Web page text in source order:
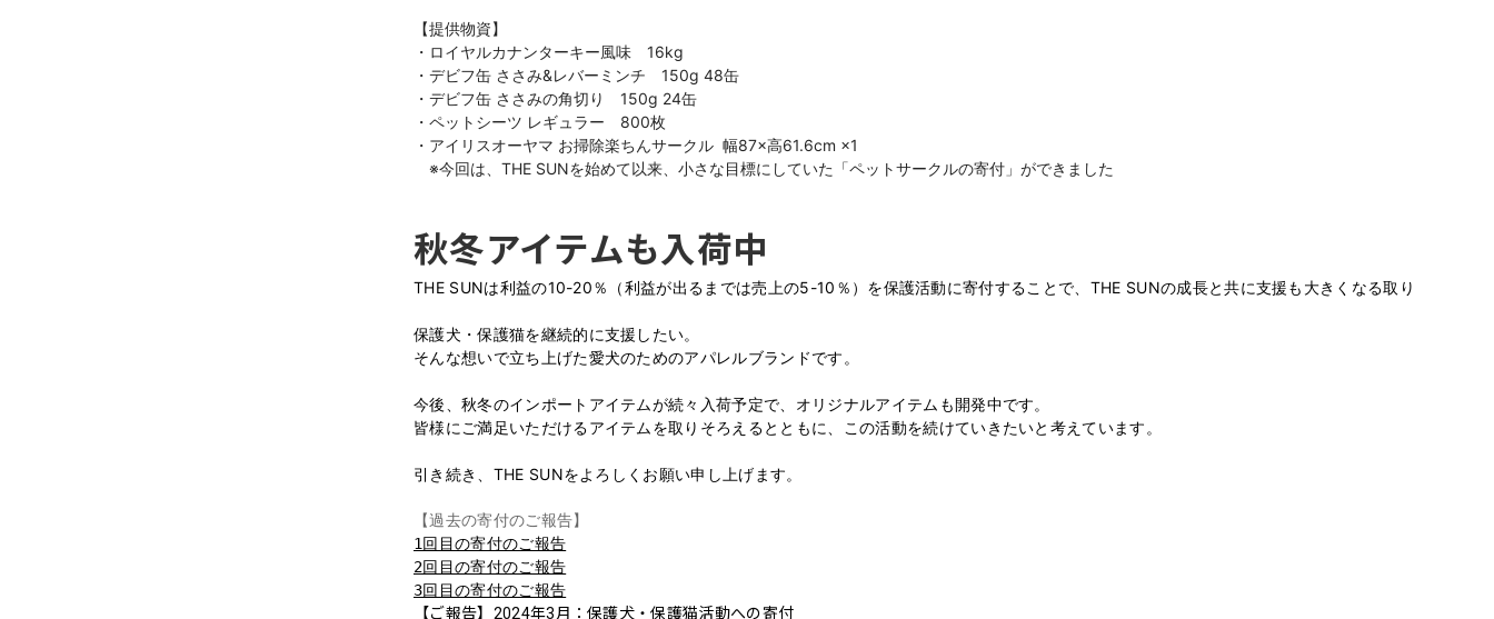
【提供物資】
・ロイヤルカナンターキー風味　16kg
・デビフ缶 ささみ&レバーミンチ　150g 48缶
・デビフ缶 ささみの角切り　150g 24缶
・ペットシーツ レギュラー　800枚
・アイリスオーヤマ お掃除楽ちんサークル  幅87×高61.6cm ×1
※今回は、THE SUNを始めて以来、小さな目標にしていた「ペットサークルの寄付」ができました
秋冬アイテムも入荷中
THE SUNは利益の10-20％（利益が出るまでは売上の5-10％）を保護活動に寄付することで、THE SUNの成長と共に支援も大きくなる取り組みです。
保護犬・保護猫を継続的に支援したい。
そんな想いで立ち上げた愛犬のためのアパレルブランドです。
今後、秋冬のインポートアイテムが続々入荷予定で、オリジナルアイテムも開発中です。
皆様にご満足いただけるアイテムを取りそろえるとともに、この活動を続けていきたいと考えています。
引き続き、THE SUNをよろしくお願い申し上げます。
【過去の寄付のご報告】
1回目の寄付のご報告
2回目の寄付のご報告
3回目の寄付のご報告
【ご報告】2024年3月：保護犬・保護猫活動への寄付